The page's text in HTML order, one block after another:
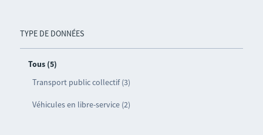
TYPE DE DONNÉES
Tous (5)
Transport public collectif (3)
Véhicules en libre-service (2)